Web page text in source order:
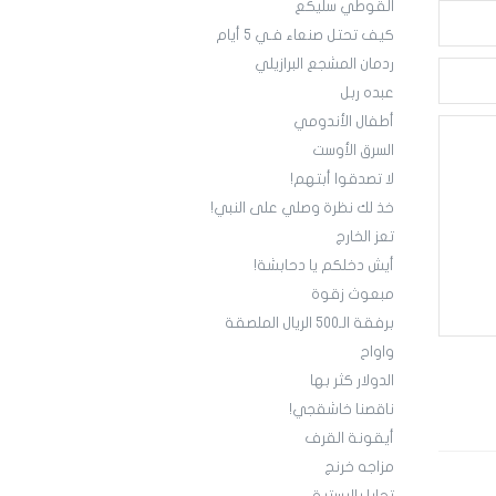
القوطي سليكع
كيف تحتل صنعاء فـي 5 أيام
ردمان المشجع البرازيلي
عبده ربل
أطفال الأندومي
السرق الأوست
لا تصدقوا أبتهم!
خذ لك نظرة وصلي على النبي!
تعز الخارج
أيش دخلكم يا دحابشة!
مبعوث زقوة
برفقة الـ500 الريال الملصقة
واواح
الدولار كثر بها
ناقصنا خاشقجي!
أيقونة القرف
مزاجه خرنج